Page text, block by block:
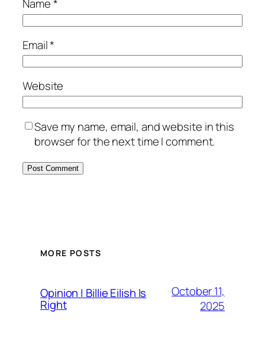
Name*
Email*
Website
Save my name, email, and website in this
browser for the next time I comment.
MORE POSTS
Opinion | Billie Eilish Is
Right
October 11,
2025